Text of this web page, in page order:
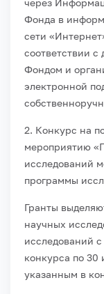
Фонда в
сети
соответствии
Фондом и
электронной
2. Конкурс на
мероприятию
исследований
программы
Гранты
научных
исследований
конкурса по 30
указанным в